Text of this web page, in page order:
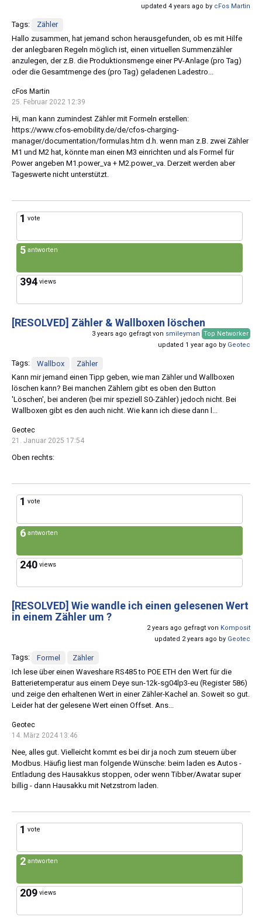
updated 4 years ago by cFos Martin
Tags:
Zähler
Hallo zusammen, hat jemand schon herausgefunden, ob es mit Hilfe
der anlegbaren Regeln möglich ist, einen virtuellen Summenzähler
anzulegen, der z.B. die Produktionsmenge einer PV-Anlage (pro Tag)
oder die Gesamtmenge des (pro Tag) geladenen Ladestro...
cFos Martin
25. Februar 2022 12:39
Hi, man kann zumindest Zähler mit Formeln erstellen:
https://www.cfos-emobility.de/de/cfos-charging-
manager/documentation/formulas.htm d.h. wenn man z.B. zwei Zähler
M1 und M2 hat, könnte man einen M3 einrichten und als Formel für
Power angeben M1.power_va + M2.power_va. Derzeit werden aber
Tageswerte nicht unterstützt.
1 vote
5 antworten
394 views
[RESOLVED] Zähler & Wallboxen löschen
3 years ago gefragt von smileyman Top Networker
updated 1 year ago by Geotec
Tags: Wallbox
Zähler
Kann mir jemand einen Tipp geben, wie man Zähler und Wallboxen
löschen kann? Bei manchen Zählern gibt es oben den Button
'Löschen', bei anderen (bei mir speziell S0-Zähler) jedoch nicht. Bei
Wallboxen gibt es den auch nicht. Wie kann ich diese dann l...
Geotec
21. Januar 2025 17:54
Oben rechts:
1 vote
6 antworten
240 views
[RESOLVED] Wie wandle ich einen gelesenen Wert
in einem Zähler um ?
2 years ago gefragt von Komposit
updated 2 years ago by Geotec
Tags: Formel
Zähler
Ich lese über einen Waveshare RS485 to POE ETH den Wert für die
Batterietemperatur aus einem Deye sun-12k-sg04lp3-eu (Register 586)
und zeige den erhaltenen Wert in einer Zähler-Kachel an. Soweit so gut.
Leider hat der gelesene Wert einen Offset. Ans...
Geotec
14. März 2024 13:46
Nee, alles gut. Vielleicht kommt es bei dir ja noch zum steuern über
Modbus. Häufig liest man folgende Wünsche: beim laden es Autos -
Entladung des Hausakkus stoppen, oder wenn Tibber/Awatar super
billig - dann Hausakku mit Netzstrom laden.
1 vote
2 antworten
209 views